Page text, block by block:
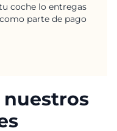
coche lo entregas
como parte de pago
nuestros